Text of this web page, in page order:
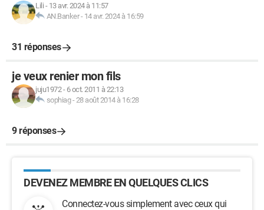
Lili - 13 avr. 2024 à 11:57
AN.Banker- 14 avr. 2024 à 16:59
31 réponses
je veux renier mon fils
juju1972- 6 oct. 2011 à 22:13
sophiag-28 août 2014 à 16:28
9 réponses
DEVENEZ MEMBRE EN QUELQUES CLICS
Connectez-vous simplement avec ceux qui